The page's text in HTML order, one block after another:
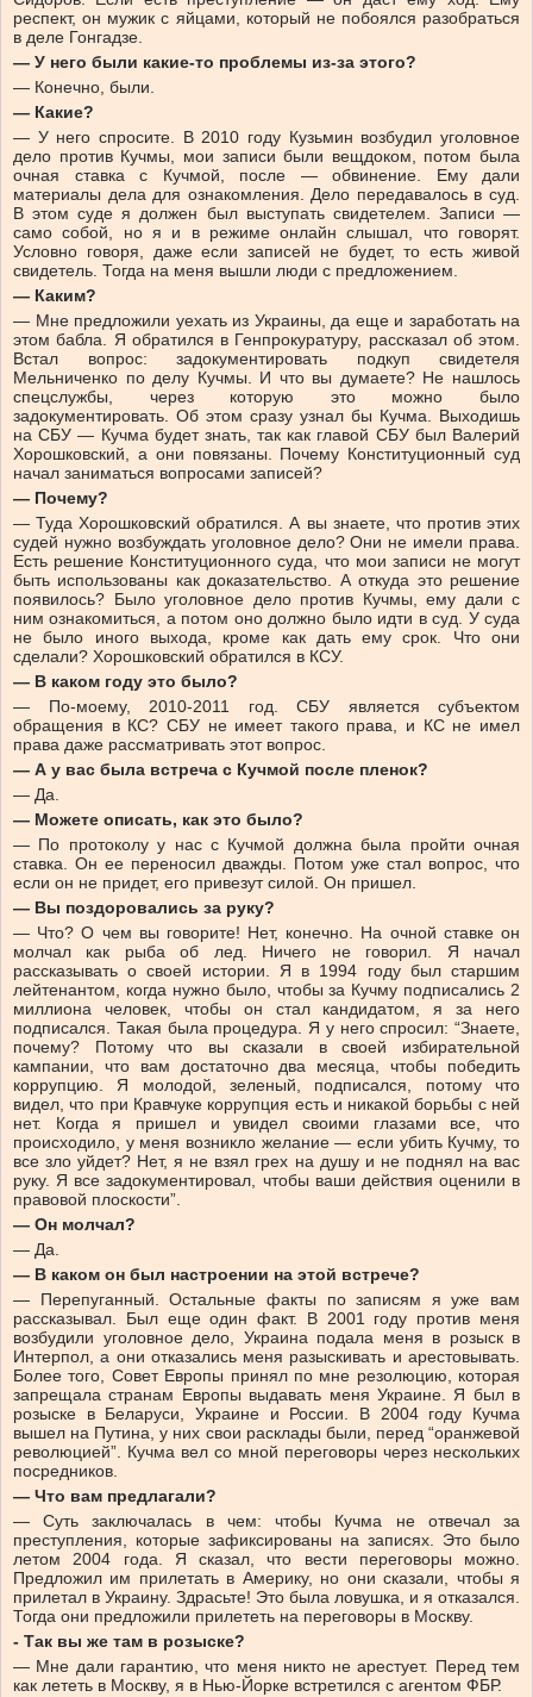
респект, он мужик с яйцами, который не побоялся разобраться
в деле Гонгадзе.
— У него были какие-то проблемы из-за этого?
— Конечно, были.
— Какие?
— У него спросите. В 2010 году Кузьмин возбудил уголовное
дело против Кучмы, мои записи были вещдоком, потом была
очная ставка с Кучмой, после — обвинение. Ему дали
материалы дела для ознакомления. Дело передавалось в суд.
В этом суде я должен был выступать свидетелем. Записи —
само собой, но я и в режиме онлайн слышал, что говорят.
Условно говоря, даже если записей не будет, то есть живой
свидетель. Тогда на меня вышли люди с предложением.
— Каким?
— Мне предложили уехать из Украины, да еще и заработать на
этом бабла. Я обратился в Генпрокуратуру, рассказал об этом.
Встал вопрос: задокументировать подкуп свидетеля
Мельниченко по делу Кучмы. И что вы думаете? Не нашлось
спецслужбы, через которую это можно было
задокументировать. Об этом сразу узнал бы Кучма. Выходишь
на СБУ — Кучма будет знать, так как главой СБУ был Валерий
Хорошковский, а они повязаны. Почему Конституционный суд
начал заниматься вопросами записей?
— Почему?
— Туда Хорошковский обратился. А вы знаете, что против этих
судей нужно возбуждать уголовное дело? Они не имели права.
Есть решение Конституционного суда, что мои записи не могут
быть использованы как доказательство. А откуда это решение
появилось? Было уголовное дело против Кучмы, ему дали с
ним ознакомиться, а потом оно должно было идти в суд. У суда
не было иного выхода, кроме как дать ему срок. Что они
сделали? Хорошковский обратился в КСУ.
— В каком году это было?
— По-моему, 2010-2011 год. СБУ является субъектом
обращения в КС? СБУ не имеет такого права, и КС не имел
права даже рассматривать этот вопрос.
— А у вас была встреча с Кучмой после пленок?
— Да.
— Можете описать, как это было?
— По протоколу у нас с Кучмой должна была пройти очная
ставка. Он ее переносил дважды. Потом уже стал вопрос, что
если он не придет, его привезут силой. Он пришел.
— Вы поздоровались за руку?
— Что? О чем вы говорите! Нет, конечно. На очной ставке он
молчал как рыба об лед. Ничего не говорил. Я начал
рассказывать о своей истории. Я в 1994 году был старшим
лейтенантом, когда нужно было, чтобы за Кучму подписались 2
миллиона человек, чтобы он стал кандидатом, я за него
подписался. Такая была процедура. Я у него спросил: “Знаете,
почему? Потому что вы сказали в своей избирательной
кампании, что вам достаточно два месяца, чтобы победить
коррупцию. Я молодой, зеленый, подписался, потому что
видел, что при Кравчуке коррупция есть и никакой борьбы с ней
нет. Когда я пришел и увидел своими глазами все, что
происходило, у меня возникло желание — если убить Кучму, то
все зло уйдет? Нет, я не взял грех на душу и не поднял на вас
руку. Я все задокументировал, чтобы ваши действия оценили в
правовой плоскости”.
— Он молчал?
— Да.
— В каком он был настроении на этой встрече?
— Перепуганный. Остальные факты по записям я уже вам
рассказывал. Был еще один факт. В 2001 году против меня
возбудили уголовное дело, Украина подала меня в розыск в
Интерпол, а они отказались меня разыскивать и арестовывать.
Более того, Совет Европы принял по мне резолюцию, которая
запрещала странам Европы выдавать меня Украине. Я был в
розыске в Беларуси, Украине и России. В 2004 году Кучма
вышел на Путина, у них свои расклады были, перед “оранжевой
революцией”. Кучма вел со мной переговоры через нескольких
посредников.
— Что вам предлагали?
— Суть заключалась в чем: чтобы Кучма не отвечал за
преступления, которые зафиксированы на записях. Это было
летом 2004 года. Я сказал, что вести переговоры можно.
Предложил им прилетать в Америку, но они сказали, чтобы я
прилетал в Украину. Здрасьте! Это была ловушка, и я отказался.
Тогда они предложили прилететь на переговоры в Москву.
- Так вы же там в розыске?
— Мне дали гарантию, что меня никто не арестует. Перед тем
как лететь в Москву, я в Нью-Йорке встретился с агентом ФБР.